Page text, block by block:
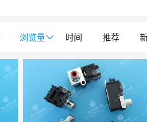
浏览量 时间 推荐